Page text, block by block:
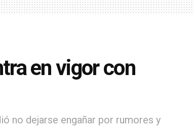
en vigor con
no dejarse engañar por rumores y